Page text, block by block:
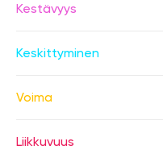
Kestävyys
Keskittyminen
Voima
Liikkuvuus